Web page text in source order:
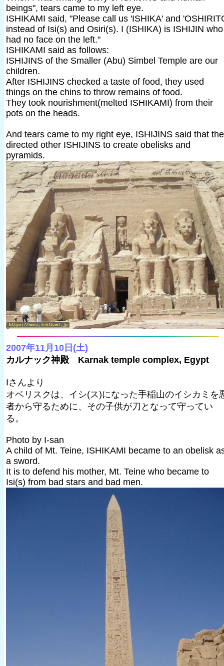
beings", tears came to my left eye.
ISHIKAMI said, "Please call us 'ISHIKA' and
instead of Isi(s) and Osiri(s). I (ISHIKA) is ISHIJIN who
had no face on the left."
ISHIKAMI said as follows:
ISHIJINS of the Smaller (Abu) Simbel Temple are our
children.
After ISHIJINS checked a taste of food, they used
things on the chins to throw remains of food.
They took nourishment(melted ISHIKAMI) from their
pots on the heads.
And tears came to my right eye, ISHIJINS said that
directed other ISHIJINS to create obelisks and
pyramids.
2007年11月10日(土)
カルナック神殿 Karnak temple complex, Egypt
Iさんより
オベリスクは、イシ(ス)になった手稲山のイシカミを
者から守るために、その子供が刀となって守ってい
る。
Photo by I-san
A child of Mt. Teine, ISHIKAMI became to an obelisk
a sword.
It is to defend his mother, Mt. Teine who became to
Isi(s) from bad stars and bad men.